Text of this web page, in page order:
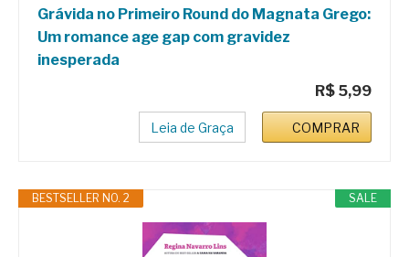
Grávida no Primeiro Round do Magnata Grego:
Um romance age gap com gravidez
inesperada
R$ 5,99
Leia de Graça COMPRAR
SALE
BESTSELLER NO. 2